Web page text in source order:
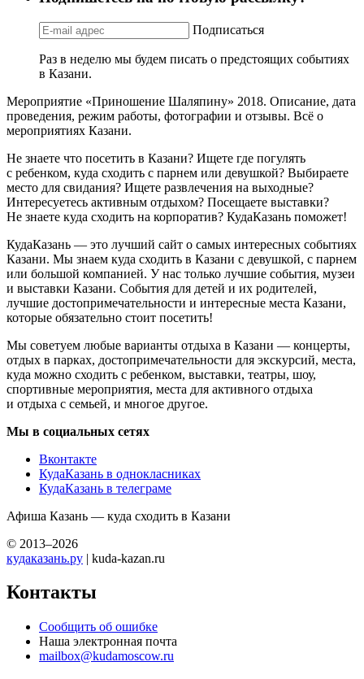
Подписаться
Раз в неделю мы будем писать о предстоящих событиях
в Казани.
Мероприятие «Приношение Шаляпину» 2018. Описание, дата
проведения, режим работы, фотографии и отзывы. Всё о
мероприятиях Казани.
Не знаете что посетить в Казани? Ищете где погулять
с ребенком, куда сходить с парнем или девушкой? Выбираете
место для свидания? Ищете развлечения на выходные?
Интересуетесь активным отдыхом? Посещаете выставки?
Не знаете куда сходить на корпоратив? КудаКазань поможет!
КудаКазань — это лучший сайт о самых интересных событиях
Казани. Мы знаем куда сходить в Казани с девушкой, с парнем
или большой компанией. У нас только лучшие события, музеи
и выставки Казани. События для детей и их родителей,
лучшие достопримечательности и интересные места Казани,
которые обязательно стоит посетить!
Мы советуем любые варианты отдыха в Казани — концерты,
отдых в парках, достопримечательности для экскурсий, места,
куда можно сходить с ребенком, выставки, театры, шоу,
спортивные мероприятия, места для активного отдыха
и отдыха с семьей, и многое другое.
Мы в социальных сетях
Вконтакте
КудаКазань в однокласниках
КудаКазань в телеграме
Афиша Казань — куда сходить в Казани
© 2013–2026
кудаказань.ру | kuda-kazan.ru
Контакты
Сообщить об ошибке
Наша электронная почта
mailbox@kudamoscow.ru